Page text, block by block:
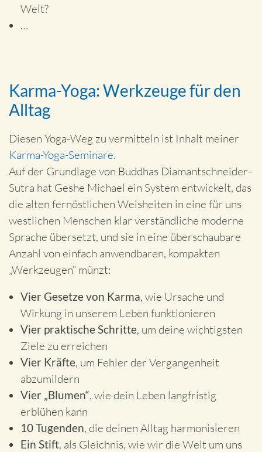
Welt?
…
Karma-Yoga: Werkzeuge für den
Alltag
Diesen Yoga-Weg zu vermitteln ist Inhalt meiner
Karma-Yoga-Seminare.
Auf der Grundlage von Buddhas Diamantschneider-
Sutra hat Geshe Michael ein System entwickelt, das
die alten fernöstlichen Weisheiten in eine für uns
westlichen Menschen klar verständliche moderne
Sprache übersetzt, und sie in eine überschaubare
Anzahl von einfach anwendbaren, kompakten
„Werkzeugen“ münzt:
Vier Gesetze von Karma, wie Ursache und
Wirkung in unserem Leben funktionieren
Vier praktische Schritte, um deine wichtigsten
Ziele zu erreichen
Vier Kräfte, um Fehler der Vergangenheit
abzumildern
Vier „Blumen“, wie dein Leben langfristig
erblühen kann
10 Tugenden, die deinen Alltag harmonisieren
Ein Stift, als Gleichnis, wie wir die Welt um uns